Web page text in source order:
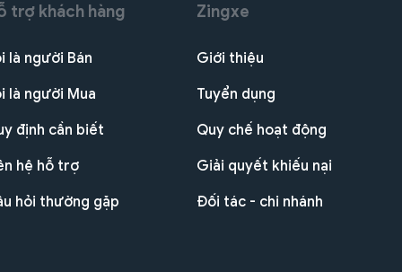
trợ khách hàng
là người Bán
là người Mua
định cần biết
hệ hỗ trợ
hỏi thường gặp
Zingxe
Giới thiệu
Tuyển dụng
Quy chế hoạt động
Giải quyết khiếu nại
Đối tác - chi nhánh